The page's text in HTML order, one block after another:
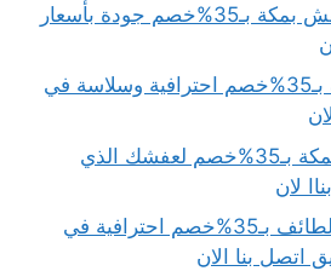
ارخص شركة نقل عفش بمكة بـ35%خصم جودة بأسعار
شركة نقل اثاث بمكة بـ35%خصم احترافية وسلاسة في
شركة تخزين عفش بمكة بـ35%خصم لعفشك الذي
لان
نقل عفش من مكة للطائف بـ35%خصم احترافية في
بنا الان